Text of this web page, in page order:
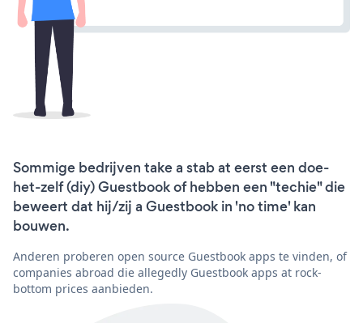
Sommige bedrijven take a stab at eerst een doe-
het-zelf (diy) Guestbook of hebben een "techie" die
beweert dat hij/zij a Guestbook in 'no time' kan
bouwen.
Anderen proberen open source Guestbook apps te vinden, of
companies abroad die allegedly Guestbook apps at rock-
bottom prices aanbieden.